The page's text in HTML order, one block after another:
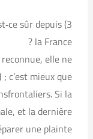
sûr depuis
la France ?
elle ne
c’est mieux que
Si la
et la dernière
une plainte.